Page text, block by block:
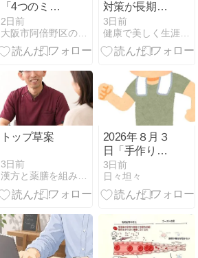
「4つのミネ
ラル」
2日前
大阪市阿倍野区の漢方薬舗 長春堂ブログ
対策が長期の
物価高騰をも
たらす”
3日前
健康で美しく生涯現役ブログ
トップ草案
3日前
漢方と薬膳を組み合わせた腸活相談が受けられる薬局/ほどよい堂
2026年８月３
日「手作り肉
じゃがでほっ
とする和食の
日。野菜たっ
の健康管理も
順調！」
3日前
日々坦々